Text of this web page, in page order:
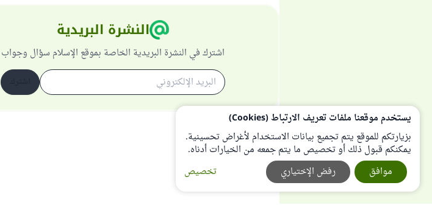
النشرة البريدية
اشترك في النشرة البريدية الخاصة بموقع الإسلام سؤال وجواب
يستخدم موقعنا ملفات تعريف الارتباط (Cookies)
بزيارتكم للموقع يتم تجميع بيانات الاستخدام لأغراض تحسينية.
يمكنكم قبول ذلك أو تخصيص ما يتم جمعه من الخيارات أدناه.
تخصيص
رفض الإختياري موافق